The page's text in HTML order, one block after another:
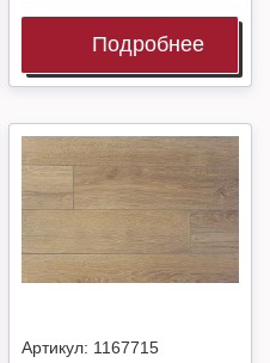
Подробнее
Артикул: 1167715